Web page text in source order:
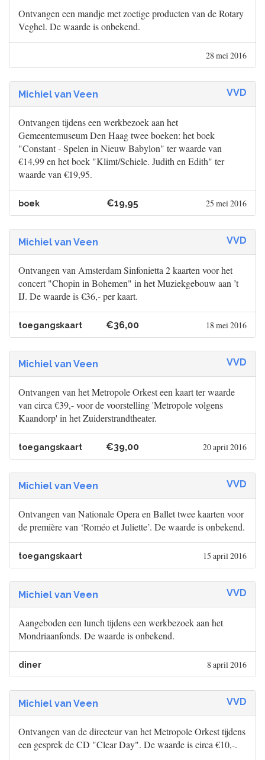
Ontvangen een mandje met zoetige producten van de Rotary
Veghel. De waarde is onbekend.
28 mei 2016
Michiel van Veen VVD
Ontvangen tijdens een werkbezoek aan het
Gemeentemuseum Den Haag twee boeken: het boek
"Constant - Spelen in Nieuw Babylon" ter waarde van
€14,99 en het boek "Klimt/Schiele. Judith en Edith" ter
waarde van €19,95.
boek €19,95 25 mei 2016
Michiel van Veen VVD
Ontvangen van Amsterdam Sinfonietta 2 kaarten voor het
concert "Chopin in Bohemen" in het Muziekgebouw aan ’t
IJ. De waarde is €36,- per kaart.
toegangskaart €36,00 18 mei 2016
Michiel van Veen VVD
Ontvangen van het Metropole Orkest een kaart ter waarde
van circa €39,- voor de voorstelling 'Metropole volgens
Kaandorp' in het Zuiderstrandtheater.
toegangskaart €39,00 20 april 2016
Michiel van Veen VVD
Ontvangen van Nationale Opera en Ballet twee kaarten voor
de première van ‘Roméo et Juliette’. De waarde is onbekend.
toegangskaart 15 april 2016
Michiel van Veen VVD
Aangeboden een lunch tijdens een werkbezoek aan het
Mondriaanfonds. De waarde is onbekend.
diner 8 april 2016
Michiel van Veen VVD
Ontvangen van de directeur van het Metropole Orkest tijdens
een gesprek de CD "Clear Day". De waarde is circa €10,-.